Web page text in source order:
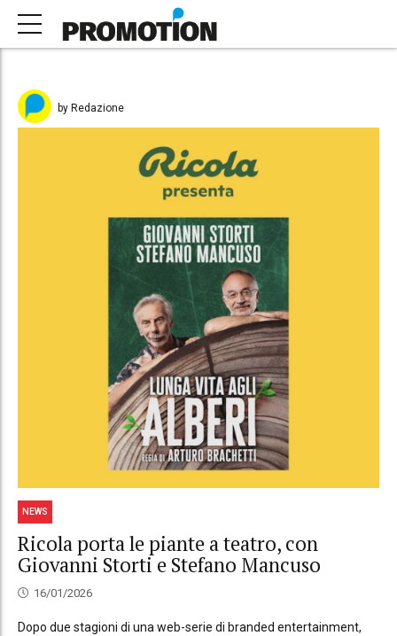
by Redazione
NEWS
Ricola porta le piante a teatro, con
Giovanni Storti e Stefano Mancuso
16/01/2026
Dopo due stagioni di una web-serie di branded entertainment,